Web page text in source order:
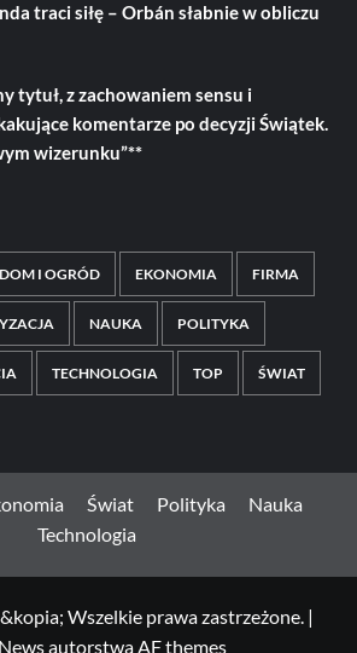
traci siłę – Orbán słabnie w obliczu
tytuł, z zachowaniem sensu i
komentarze po decyzji Świątek.
wizerunku”**
DOM I OGRÓD EKONOMIA FIRMA
NAUKA POLITYKA
TECHNOLOGIA TOP ŚWIAT
Świat Polityka
Nauka
Technologia
Wszelkie prawa zastrzeżone. |
autorstwa AF themes